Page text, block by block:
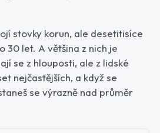
stovky korun, ale desetitisíce
30 let. A většina z nich je
se z hlouposti, ale z lidské
nejčastějších, a když se
se výrazně nad průměr